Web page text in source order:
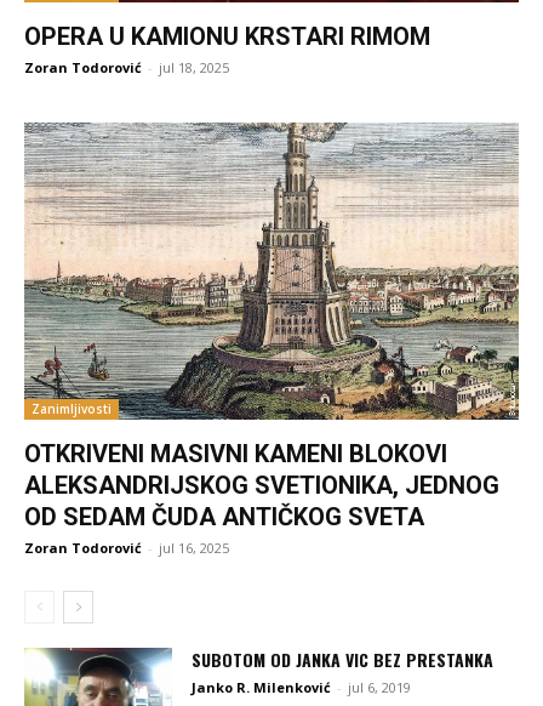
OPERA U KAMIONU KRSTARI RIMOM
Zoran Todorović - jul 18, 2025
Zanimljivosti
OTKRIVENI MASIVNI KAMENI BLOKOVI
ALEKSANDRIJSKOG SVETIONIKA, JEDNOG
OD SEDAM ČUDA ANTIČKOG SVETA
Zoran Todorović - jul 16, 2025
SUBOTOM OD JANKA VIC BEZ PRESTANKA
Janko R. Milenković - jul 6, 2019